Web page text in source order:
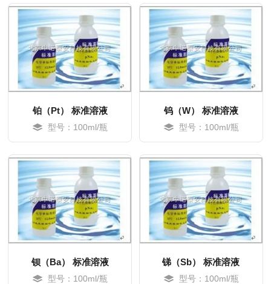
铂（Pt） 标准溶液
型号：100ml/瓶
钨（W） 标准溶液
型号：100ml/瓶
钡（Ba） 标准溶液
型号：100ml/瓶
锑（Sb） 标准溶液
型号：100ml/瓶